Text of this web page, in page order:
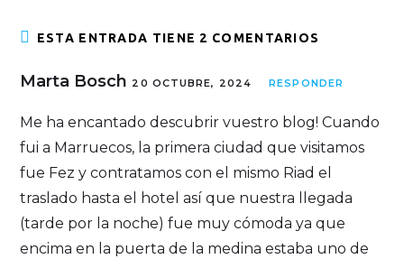
ESTA ENTRADA TIENE 2 COMENTARIOS
Marta Bosch 20 OCTUBRE, 2024 RESPONDER
Me ha encantado descubrir vuestro blog! Cuando
fui a Marruecos, la primera ciudad que visitamos
fue Fez y contratamos con el mismo Riad el
traslado hasta el hotel así que nuestra llegada
(tarde por la noche) fue muy cómoda ya que
encima en la puerta de la medina estaba uno de